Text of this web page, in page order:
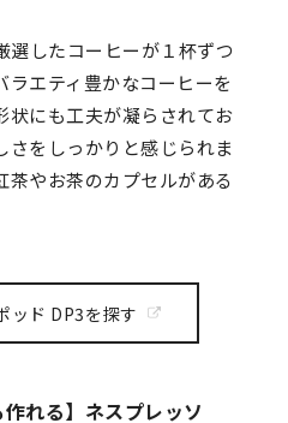
選したコーヒーが１杯ずつ
エティ豊かなコーヒーを
状にも工夫が凝らされてお
さをしっかりと感じられま
茶やお茶のカプセルがある
ッド DP3を探す
作れる】ネスプレッソ